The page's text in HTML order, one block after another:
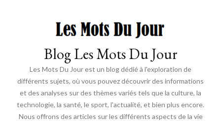
Blog Les Mots Du Jour
Les Mots Du Jour est un blog dédié à l'exploration de
différents sujets, où vous pouvez découvrir des informations
et des analyses sur des thèmes variés tels que la culture, la
technologie, la santé, le sport, l'actualité, et bien plus encore.
Nous offrons des articles sur les différents aspects de la vie